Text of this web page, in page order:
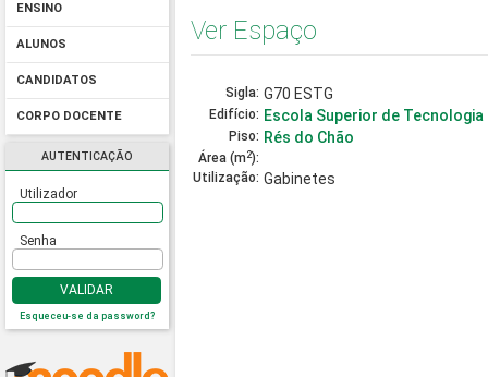
ENSINO
ALUNOS
CANDIDATOS
CORPO DOCENTE
AUTENTICAÇÃO
Utilizador
Senha
VALIDAR
Esqueceu-se da password?
Ver Espaço
Sigla: G70 ESTG
Edifício: Escola Superior de Tecnologia
Piso: Rés do Chão
Área (m 2):
Utilização: Gabinetes